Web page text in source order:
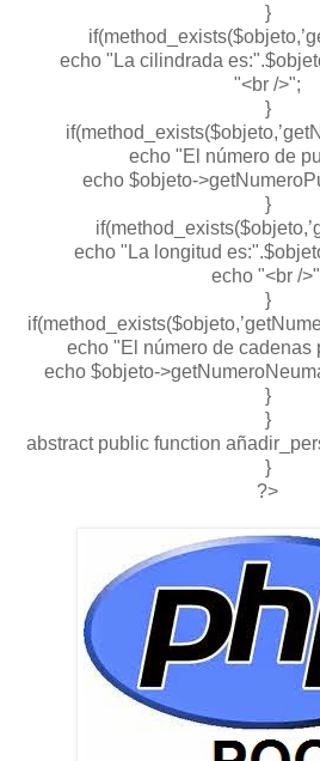
}
echo "La cilindrada
"<br />";
}
echo "El número de
echo $objeto-
}
echo "La longitud
echo "<br /
}
echo "El número de cadenas
echo $objeto-
}
}
abstract public function
}
?>